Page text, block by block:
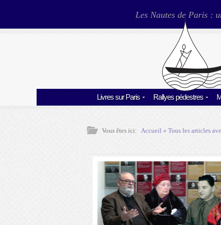
Les Nautes de Paris :
Livres sur Paris Rallyes pédestres
Vous êtes ici: Accueil» Tous les articles